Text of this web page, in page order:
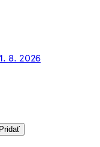
8. 2026
Pridať